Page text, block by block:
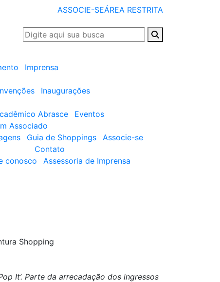
ASSOCIE-SEÁREA RESTRITA
Imprensa
Inaugurações
Abrasce
Eventos
Associado
Guia de Shoppings
Associe-se
Contato
conosco
Assessoria de Imprensa
Shopping
It’. Parte da arrecadação dos ingressos